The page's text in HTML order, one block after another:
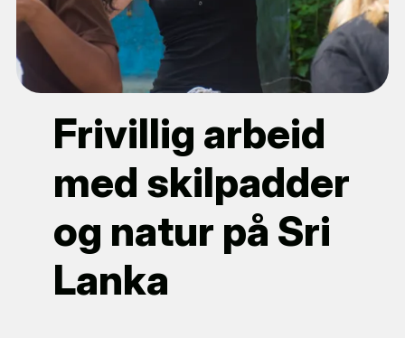
Frivillig arbeid
med skilpadder
og natur på Sri
Lanka